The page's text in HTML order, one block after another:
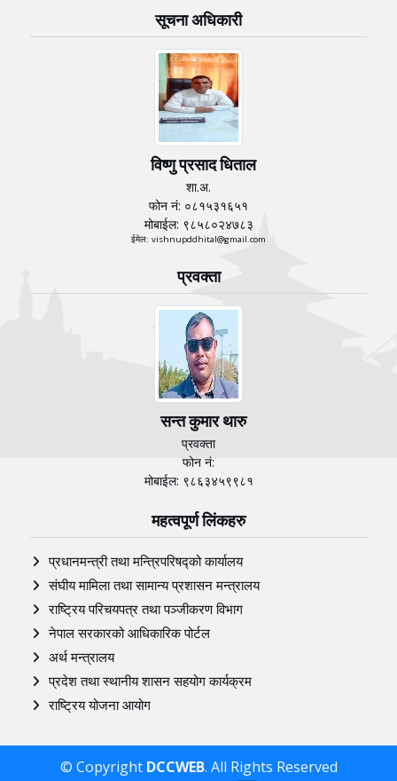
सूचना अधिकारी
विष्णु प्रसाद धिताल
शा.अ.
फोन नं: ०८१५३१६५१
मोबाईल: ९८५८०२४७८३
ईमेल: vishnupddhital@gmail.com
प्रवक्ता
सन्त कुमार थारु
प्रवक्ता
फोन नं:
मोबाईल: ९८६३४५९९८१
महत्वपूर्ण लिंकहरु
प्रधानमन्त्री तथा मन्त्रिपरिषद्को कार्यालय
संघीय मामिला तथा सामान्य प्रशासन मन्त्रालय
राष्ट्रिय परिचयपत्र तथा पञ्‍जीकरण विभाग
नेपाल सरकारको आधिकारिक पोर्टल
अर्थ मन्त्रालय
प्रदेश तथा स्थानीय शासन सहयोग कार्यक्रम
राष्ट्रिय योजना आयोग
© Copyright DCCWEB. All Rights Reserved